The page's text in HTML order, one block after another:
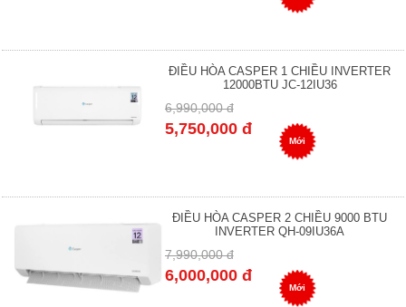
ĐIỀU HÒA CASPER 1 CHIỀU INVERTER
12000BTU JC-12IU36
6,990,000 đ
5,750,000 đ
Mới
ĐIỀU HÒA CASPER 2 CHIỀU 9000 BTU
INVERTER QH-09IU36A
7,990,000 đ
6,000,000 đ
Mới